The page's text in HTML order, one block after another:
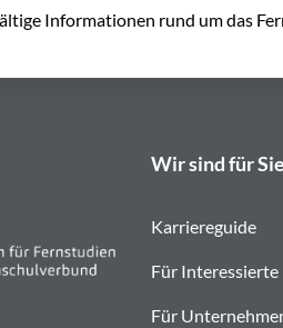
Informationen rund um das
Wir sind für
Karriereguide
Für Interessierte
Für